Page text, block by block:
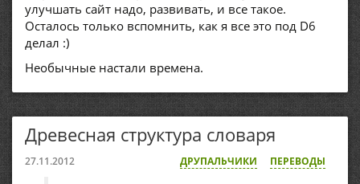
улучшать сайт надо, развивать, и все такое.
Осталось только вспомнить, как я все это под D6
делал :)
Необычные настали времена.
Древесная структура словаря
27.11.2012 ДРУПАЛЬЧИКИ ПЕРЕВОДЫ